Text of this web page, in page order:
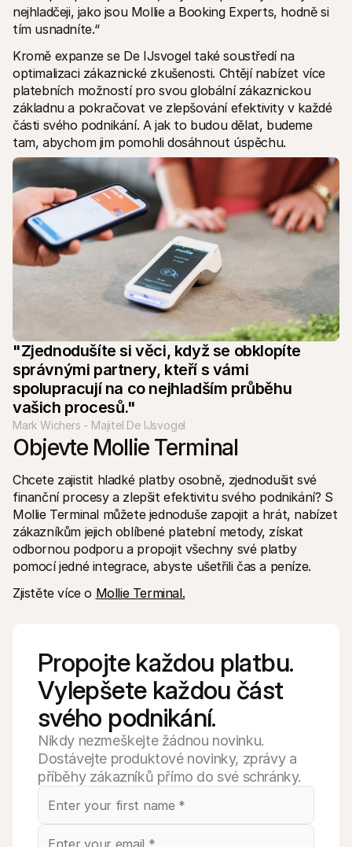
nejhladčeji, jako jsou Mollie a Booking Experts, hodně si
tím usnadníte.“
Kromě expanze se De IJsvogel také soustředí na
optimalizaci zákaznické zkušenosti. Chtějí nabízet více
platebních možností pro svou globální zákaznickou
základnu a pokračovat ve zlepšování efektivity v každé
části svého podnikání. A jak to budou dělat, budeme
tam, abychom jim pomohli dosáhnout úspěchu.
"Zjednodušíte si věci, když se obklopíte
správnými partnery, kteří s vámi
spolupracují na co nejhladším průběhu
vašich procesů."
Mark Wichers - Majitel De IJsvogel
Objevte Mollie Terminal
Chcete zajistit hladké platby osobně, zjednodušit své
finanční procesy a zlepšit efektivitu svého podnikání? S
Mollie Terminal můžete jednoduše zapojit a hrát, nabízet
zákazníkům jejich oblíbené platební metody, získat
odbornou podporu a propojit všechny své platby
pomocí jedné integrace, abyste ušetřili čas a peníze.
Zjistěte více o Mollie Terminal.
Propojte každou platbu.
Vylepšete každou část
svého podnikání.
Nikdy nezmeškejte žádnou novinku.
Dostávejte produktové novinky, zprávy a
příběhy zákazníků přímo do své schránky.